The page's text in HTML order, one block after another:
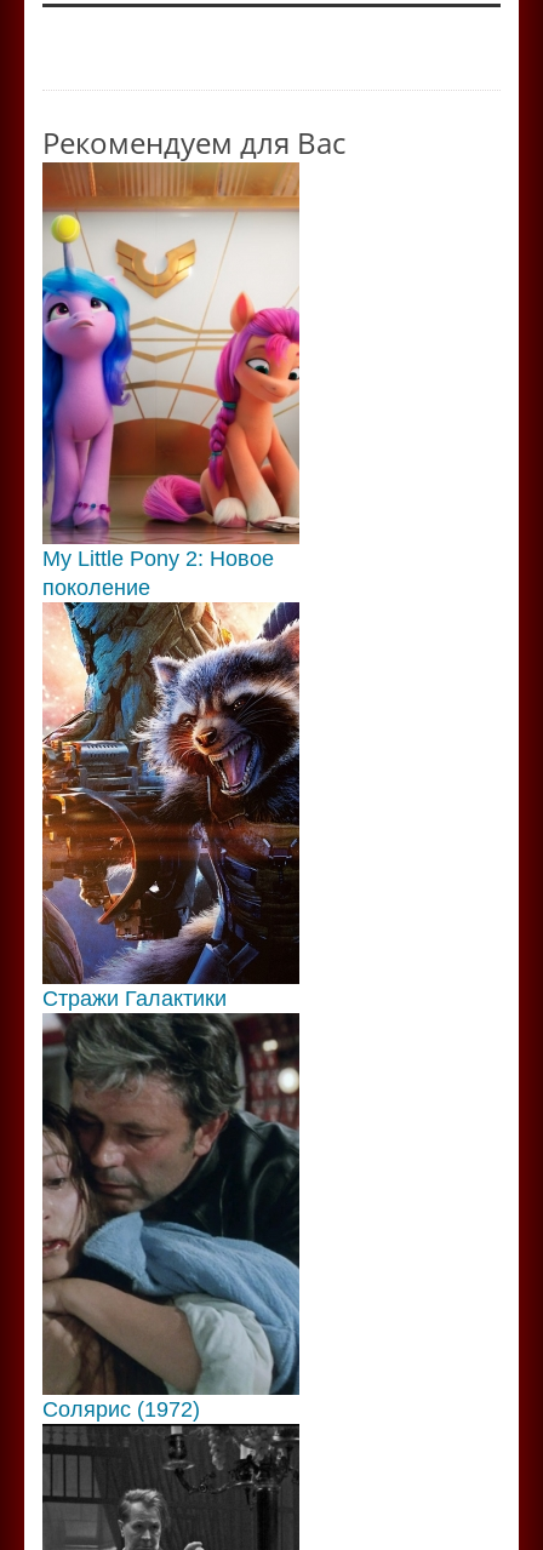
Рекомендуем для Вас
My Little Pony 2: Новое
поколение
Стражи Галактики
Солярис (1972)